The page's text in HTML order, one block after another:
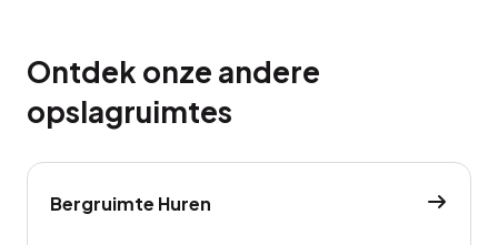
Ontdek onze andere
opslagruimtes
Bergruimte Huren